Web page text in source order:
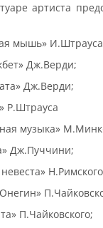
артиста
мышь»
Дж.Верди;
Дж.Верди;
Р.Штрауса
музыка»
Дж.Пуччини;
П.Чайковского;